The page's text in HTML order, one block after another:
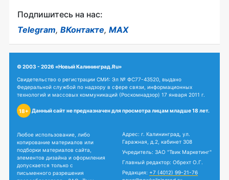
Подпишитесь на нас:
Telegram, ВКонтакте, MAX
© 2003 - 2026 «Новый Калининград.Ru»
Свидетельство о регистрации СМИ: Эл № ФС77-43520, выдано
Федеральной службой по надзору в сфере связи, информационных
технологий и массовых коммуникаций (Роскомнадзор) 17 января 2011 г.
18+ Данный сайт не предназначен для просмотра лицам младше 18 лет.
Любое использование, либо
копирование материалов или
подборки материалов сайта,
элементов дизайна и оформления
допускается только с
письменного разрешения
Адрес: г. Калининград, ул.
Гаражная, д.2, кабинет 308
Учредитель: ЗАО "Твик Маркетинг"
Главный редактор: Обрехт О.Г.
Редакция: +7 (4012) 99-21-76